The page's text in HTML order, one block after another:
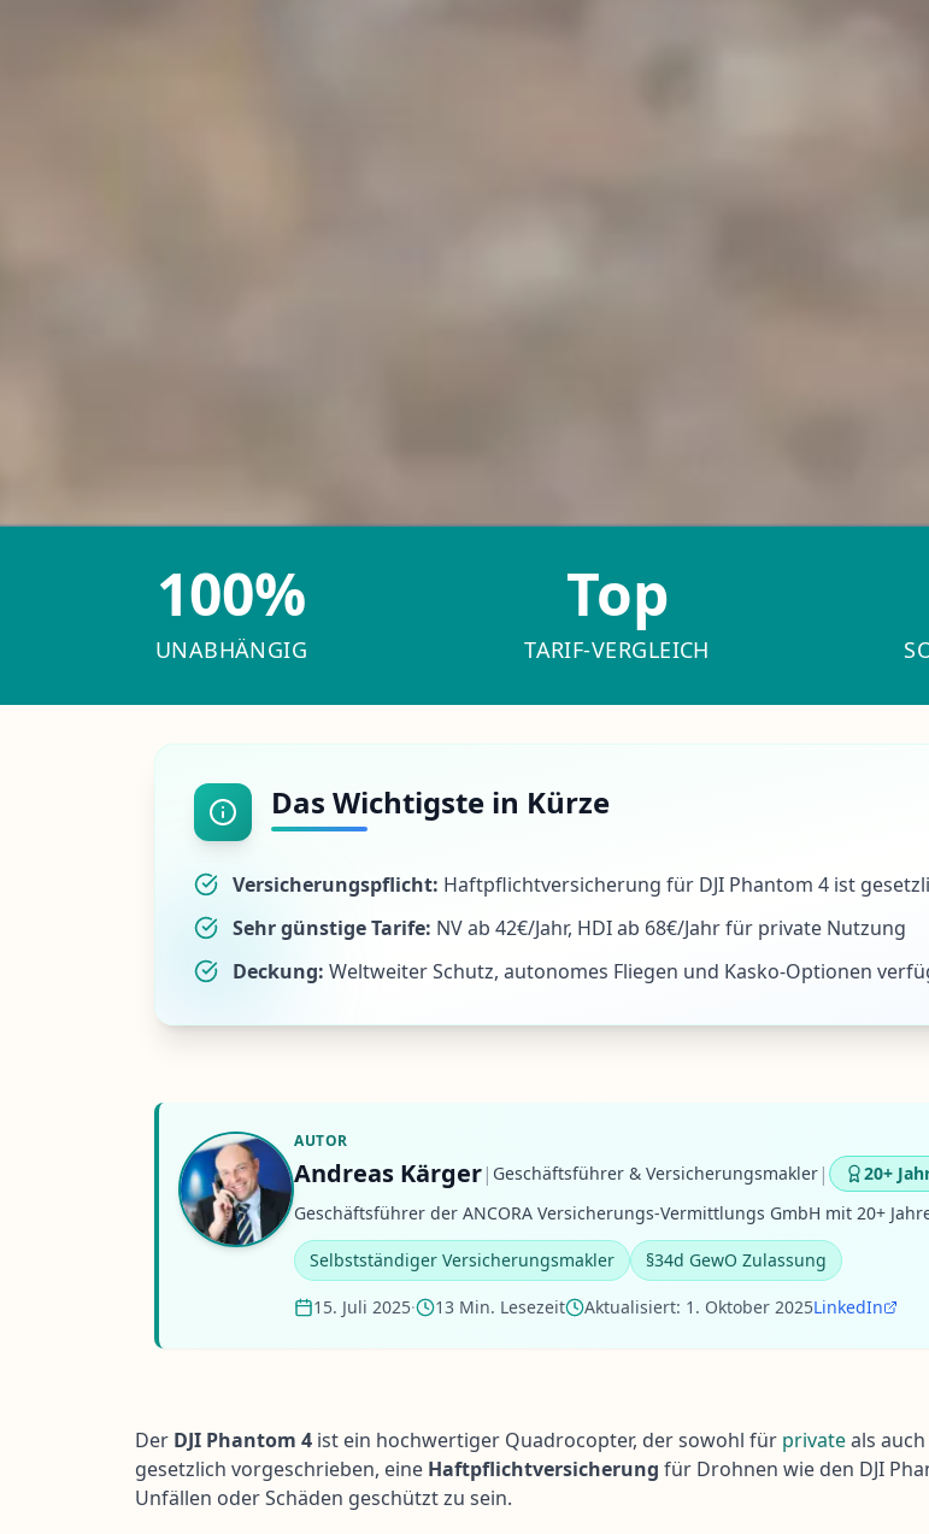
100%
UNABHÄNGIG
Top
TARIF-VERGLEICH
Das Wichtigste in Kürze
Versicherungspflicht: Haftpflichtversicherung für DJI Phantom 4 ist
Sehr günstige Tarife: NV ab 42€/Jahr, HDI ab 68€/Jahr für private Nutzung
Deckung: Weltweiter Schutz, autonomes Fliegen und Kasko-Optionen
AUTOR
Andreas Kärger| Geschäftsführer & Versicherungsmakler |
20+
Geschäftsführer der ANCORA Versicherungs-Vermittlungs GmbH mit 20+
Selbstständiger Versicherungsmakler §34d GewO Zulassung
15. Juli 2025· 13 Min. Lesezeit Aktualisiert: 1. Oktober 2025LinkedIn
Der DJI Phantom 4 ist ein hochwertiger Quadrocopter, der sowohl für privateals auch
gesetzlich vorgeschrieben, eine Haftpflichtversicherung für Drohnen wie den DJI
Unfällen oder Schäden geschützt zu sein.